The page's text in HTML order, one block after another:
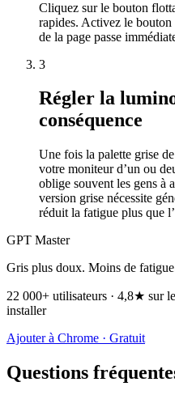
Cliquez sur le bouton
rapides. Activez le
de la page passe
3
Régler la
conséquence
Une fois la palette grise
votre moniteur d’un ou
oblige souvent les gens à
version grise nécessite
réduit la fatigue plus que
GPT Master
Gris plus doux. Moins de
22 000+ utilisateurs · 4,8★ sur
installer
Ajouter à Chrome · Gratuit
Questions